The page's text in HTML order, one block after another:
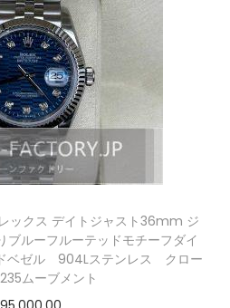
ックス デイトジャスト36mm ジ
ブルーフルーテッドモチーフダイ
ベゼル 904Lステンレス クロー
ムーブメント